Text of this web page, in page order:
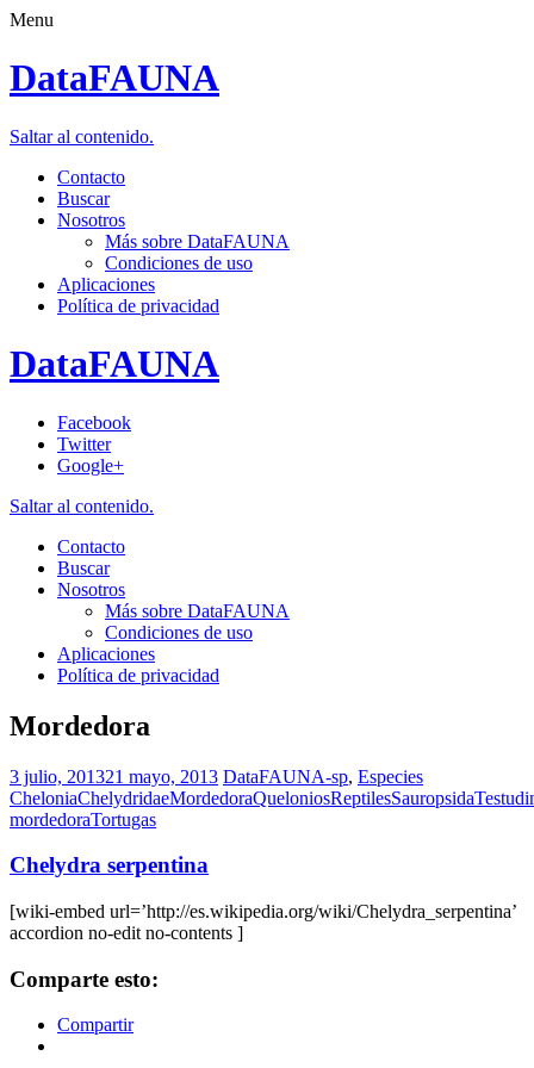
Menu
DataFAUNA
Saltar al contenido.
Contacto
Buscar
Nosotros
Más sobre DataFAUNA
Condiciones de uso
Aplicaciones
Política de privacidad
DataFAUNA
Facebook
Twitter
Google+
Saltar al contenido.
Contacto
Buscar
Nosotros
Más sobre DataFAUNA
Condiciones de uso
Aplicaciones
Política de privacidad
Mordedora
3 julio, 201321 mayo, 2013 DataFAUNA-sp, Especies
CheloniaChelydridaeMordedoraQueloniosReptilesSauropsida
mordedoraTortugas
Chelydra serpentina
[wiki-embed url=’http://es.wikipedia.org/wiki/Chelydra_serpentina’
accordion no-edit no-contents ]
Comparte esto:
Compartir